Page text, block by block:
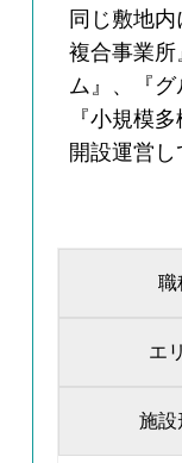
同じ敷地
複合事業
ム』、『グ
『小規模
開設運営し
職
エ
施設